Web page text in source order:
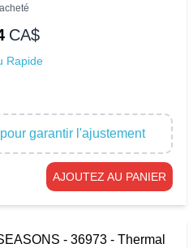
acheté
CA$
Rapide
garantir l'ajustement
AJOUTEZ AU PANIER
- 36973 - Thermal